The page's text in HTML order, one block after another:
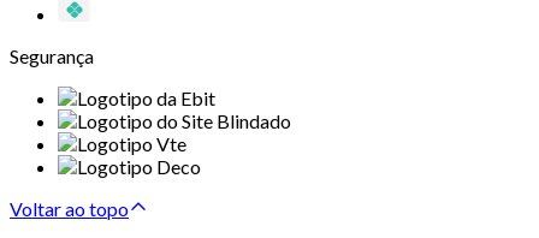
Segurança
Voltar ao topo